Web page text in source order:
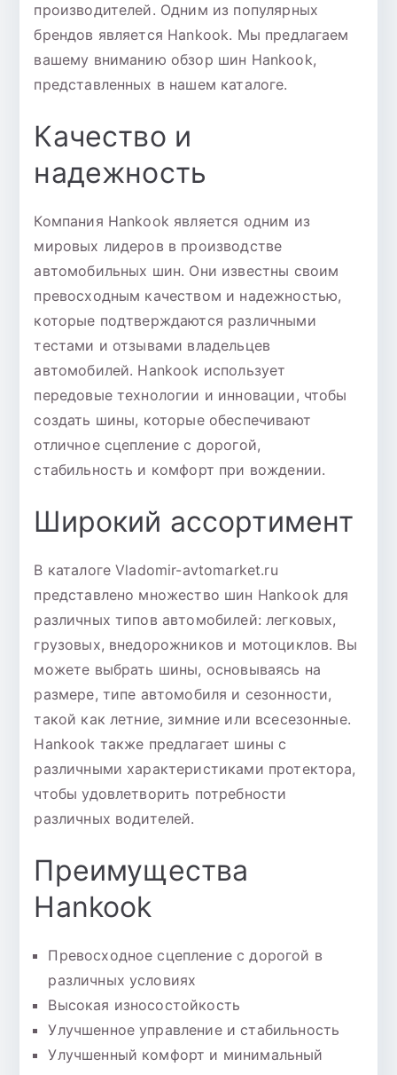
производителей. Одним из популярных
брендов является Hankook. Мы предлагаем
вашему вниманию обзор шин Hankook,
представленных в нашем каталоге.
Качество и
надежность
Компания Hankook является одним из
мировых лидеров в производстве
автомобильных шин. Они известны своим
превосходным качеством и надежностью,
которые подтверждаются различными
тестами и отзывами владельцев
автомобилей. Hankook использует
передовые технологии и инновации, чтобы
создать шины, которые обеспечивают
отличное сцепление с дорогой,
стабильность и комфорт при вождении.
Широкий ассортимент
В каталоге Vladomir-avtomarket.ru
представлено множество шин Hankook для
различных типов автомобилей: легковых,
грузовых, внедорожников и мотоциклов. Вы
можете выбрать шины, основываясь на
размере, типе автомобиля и сезонности,
такой как летние, зимние или всесезонные.
Hankook также предлагает шины с
различными характеристиками протектора,
чтобы удовлетворить потребности
различных водителей.
Преимущества
Hankook
Превосходное сцепление с дорогой в
различных условиях
Высокая износостойкость
Улучшенное управление и стабильность
Улучшенный комфорт и минимальный